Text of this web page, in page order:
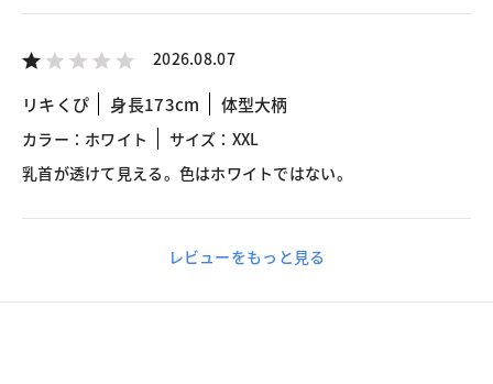
2026.08.07
リキくぴ 身長173cm 体型大柄
カラー：ホワイト
サイズ：XXL
乳首が透けて見える。色はホワイトではない。
レビューをもっと見る